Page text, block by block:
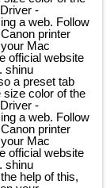
-
a web. Follow
printer
Mac
official website
shinu
a preset tab
color of the
-
a web. Follow
printer
Mac
official website
shinu
help of this,